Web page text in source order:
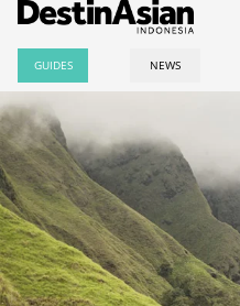
GUIDES NEWS